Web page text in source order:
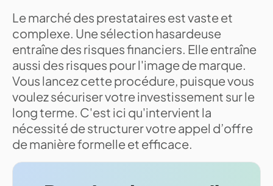
Le marché des prestataires est vaste et
complexe. Une sélection hasardeuse
entraîne des risques financiers. Elle entraîne
aussi des risques pour l'image de marque.
Vous lancez cette procédure, puisque vous
voulez sécuriser votre investissement sur le
long terme. C'est ici qu'intervient la
nécessité de structurer votre appel d’offre
de manière formelle et efficace.